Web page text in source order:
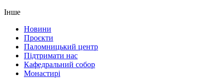
Інше
Новини
Проєкти
Паломницький центр
Підтримати нас
Кафедральний собор
Монастирі